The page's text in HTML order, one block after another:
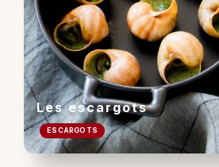
Les escargots
ESCARGOTS